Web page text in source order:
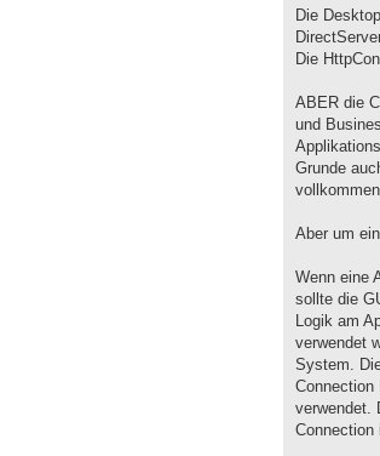
Die
Die
ABER die
und
Grunde
Aber um
Wenn eine
sollte die
Logik am
verwendet
System.
Connection
verwendet.
Connection